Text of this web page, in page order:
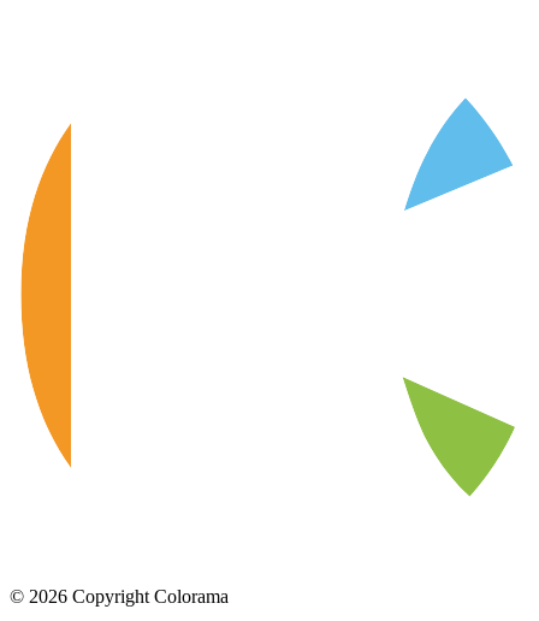
© 2026 Copyright Colorama